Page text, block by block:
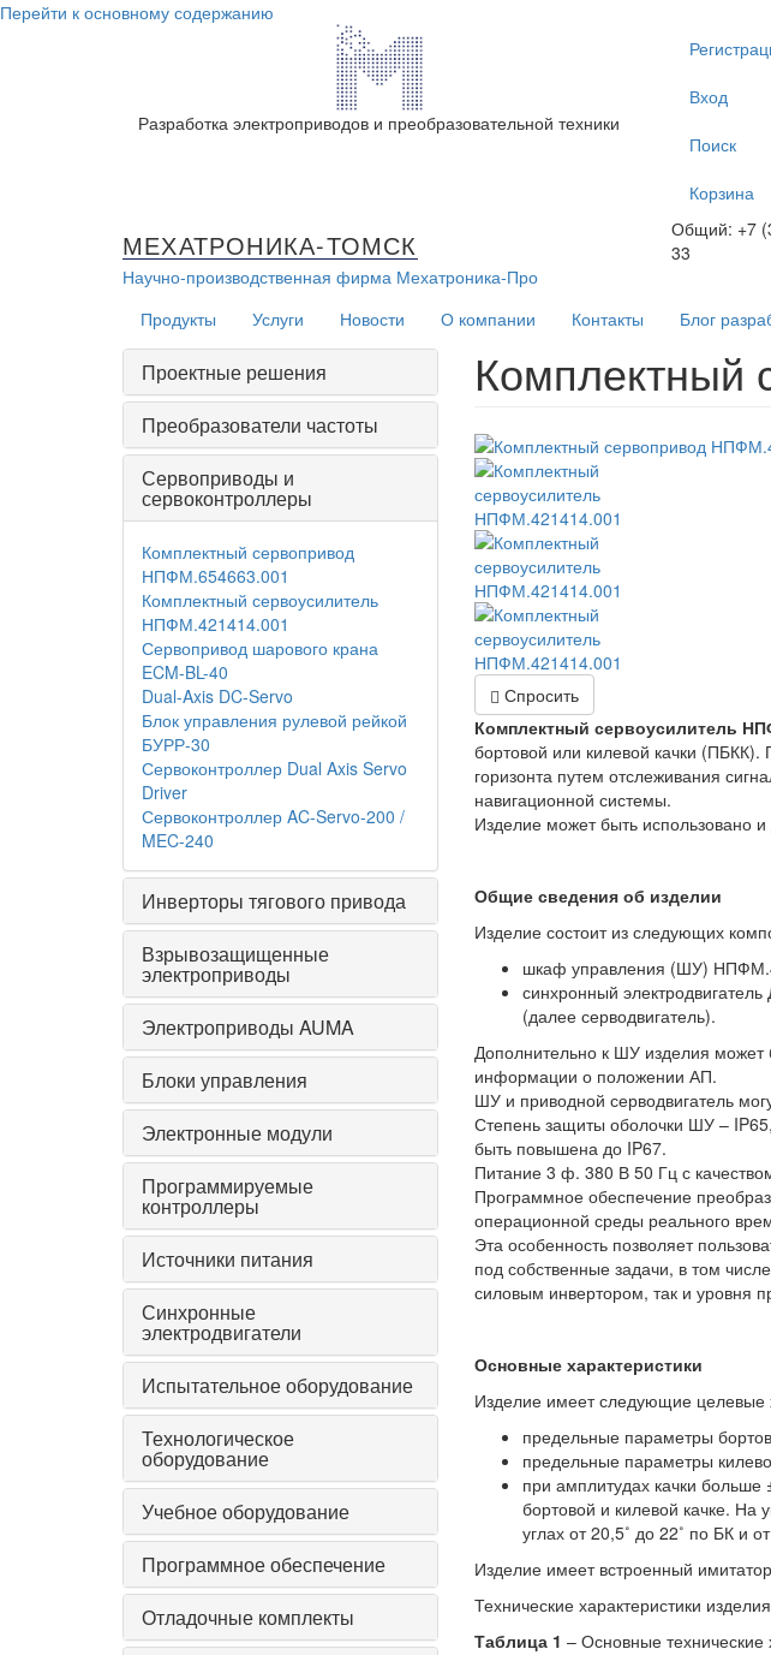
Перейти к основному содержанию
Разработка электроприводов и преобразовательной техники
Вход
Поиск
Корзина
Общий: +7
33
МЕХАТРОНИКА-ТОМСК
Научно-производственная фирма Мехатроника-Про
Продукты
Услуги Новости О компании Контакты Блог
Проектные решения
Преобразователи частоты
Сервоприводы и
сервоконтроллеры
Комплектный сервопривод
НПФМ.654663.001
Комплектный сервоусилитель
НПФМ.421414.001
Сервопривод шарового крана
ECM-BL-40
Dual-Axis DC-Servo
Блок управления рулевой рейкой
БУРР-30
Сервоконтроллер Dual Axis Servo
Driver
Сервоконтроллер AC-Servo-200 /
MEC-240
Инверторы тягового привода
Взрывозащищенные
электроприводы
Электроприводы AUMA
Блоки управления
Электронные модули
Программируемые
контроллеры
Источники питания
Синхронные
электродвигатели
Испытательное оборудование
Технологическое
оборудование
Учебное оборудование
Программное обеспечение
Отладочные комплекты
Комплектный
Спросить
Комплектный сервоусилитель
бортовой или килевой качки
горизонта путем отслеживания
навигационной системы.
Изделие может быть использовано
Общие сведения об изделии
Изделие состоит из следующих
шкаф управления (ШУ)
синхронный
(далее серводвигатель).
Дополнительно к ШУ изделия может
информации о положении АП.
ШУ и приводной серводвигатель
Степень защиты оболочки ШУ –
быть повышена до IP67.
Питание 3 ф. 380 В 50 Гц с
Программное обеспечение
операционной среды реального
Эта особенность позволяет
под собственные задачи, в том
силовым инвертором, так и уровня
Основные характеристики
Изделие имеет следующие целевые
предельные параметры
предельные параметры
при амплитудах качки больше
бортовой и килевой качке. На
углах от 20,5˚ до 22˚ по БК и
Изделие имеет встроенный
Технические характеристики
Таблица 1 – Основные технические